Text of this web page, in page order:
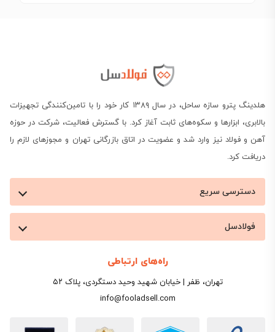
هلدینگ پترو سازه ساحل، در سال ۱۳۸۹ کار خود را با تامین‌کنندگی تجهیزات
بالابری، ابزارها و سکوه‌های ثابت آغاز کرد. با گسترش فعالیت، شرکت در حوزه
آهن و فولاد نیز وارد شد و عضویت در اتاق بازرگانی تهران و مجوزهای لازم را
دریافت کرد.
دسترسی سریع
فولادسل
راه‌های ارتباطی
تهران، ظفر | خیابان شهید وحید دستگردی، پلاک ۵۲
info@fooladsell.com